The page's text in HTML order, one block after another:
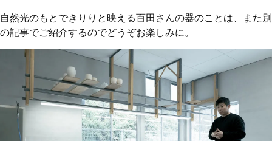
自然光のもとできりりと映える百田さんの器のことは、また別
の記事でご紹介するのでどうぞお楽しみに。